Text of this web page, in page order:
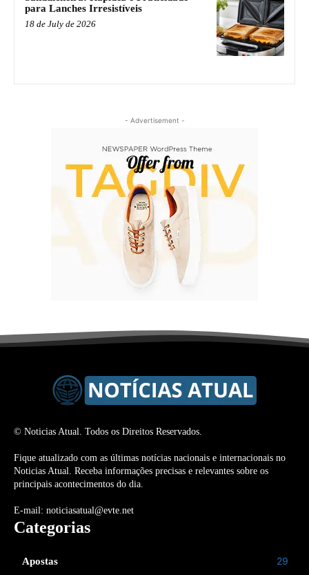
para Lanches Irresistíveis
18 de July de 2026
- Advertisement -
© Noticias Atual. Todos os Direitos Reservados.
Fique atualizado com as últimas notícias nacionais e internacionais no
Noticias Atual. Receba informações precisas e relevantes sobre os
principais acontecimentos do dia.
E-mail: noticiasatual@evte.net
Categorias
Apostas 29